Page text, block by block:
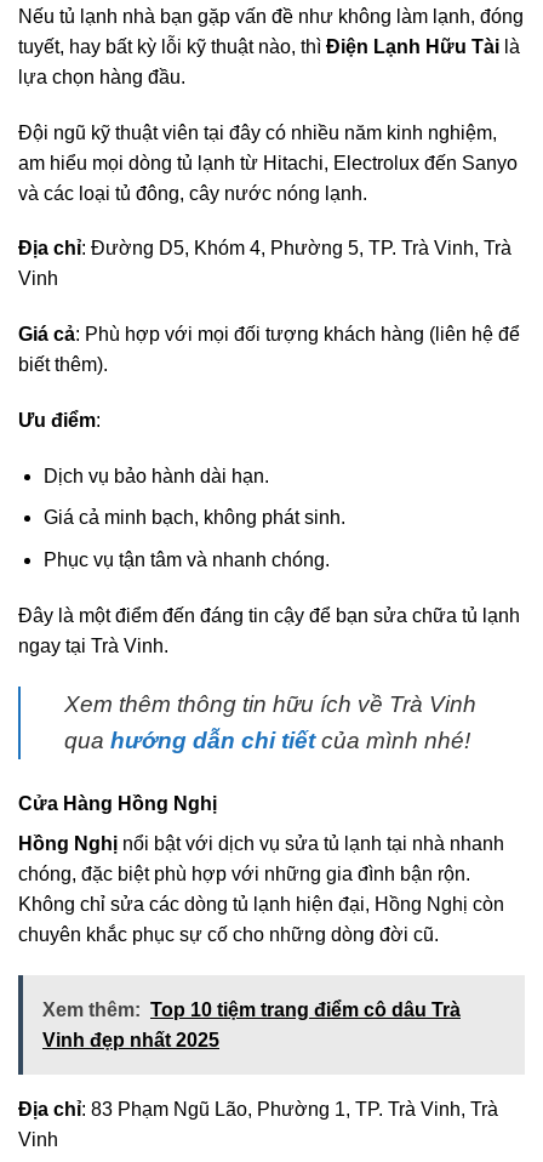
Nếu tủ lạnh nhà bạn gặp vấn đề như không làm lạnh, đóng
tuyết, hay bất kỳ lỗi kỹ thuật nào, thì Điện Lạnh Hữu Tài là
lựa chọn hàng đầu.
Đội ngũ kỹ thuật viên tại đây có nhiều năm kinh nghiệm,
am hiểu mọi dòng tủ lạnh từ Hitachi, Electrolux đến Sanyo
và các loại tủ đông, cây nước nóng lạnh.
Địa chỉ: Đường D5, Khóm 4, Phường 5, TP. Trà Vinh, Trà
Vinh
Giá cả: Phù hợp với mọi đối tượng khách hàng (liên hệ để
biết thêm).
Ưu điểm:
Dịch vụ bảo hành dài hạn.
Giá cả minh bạch, không phát sinh.
Phục vụ tận tâm và nhanh chóng.
Đây là một điểm đến đáng tin cậy để bạn sửa chữa tủ lạnh
ngay tại Trà Vinh.
Xem thêm thông tin hữu ích về Trà Vinh
qua hướng dẫn chi tiếtcủa mình nhé!
Cửa Hàng Hồng Nghị
Hồng Nghị nổi bật với dịch vụ sửa tủ lạnh tại nhà nhanh
chóng, đặc biệt phù hợp với những gia đình bận rộn.
Không chỉ sửa các dòng tủ lạnh hiện đại, Hồng Nghị còn
chuyên khắc phục sự cố cho những dòng đời cũ.
Xem thêm: Top 10 tiệm trang điểm cô dâu Trà
Vinh đẹp nhất 2025
Địa chỉ: 83 Phạm Ngũ Lão, Phường 1, TP. Trà Vinh, Trà
Vinh